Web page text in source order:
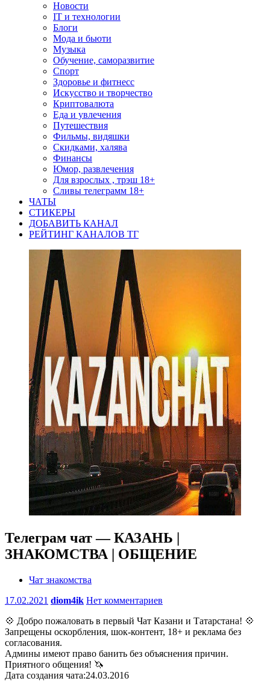
Новости
IT и технологии
Блоги
Мода и бьюти
Музыка
Обучение, саморазвитие
Спорт
Здоровье и фитнесс
Искусство и творчество
Криптовалюта
Еда и увлечения
Путешествия
Фильмы, видяшки
Скидками, халява
Финансы
Юмор, развлечения
Для взрослых , трэш 18+
Сливы телеграмм 18+
ЧАТЫ
СТИКЕРЫ
ДОБАВИТЬ КАНАЛ
РЕЙТИНГ КАНАЛОВ ТГ
Телеграм чат — КАЗАНЬ |
ЗНАКОМСТВА | ОБЩЕНИЕ
Чат знакомства
17.02.2021 diom4ik Нет комментариев
💠 Добро пожаловать в первый Чат Казани и Татарстана! 💠
Запрещены оскорбления, шок-контент, 18+ и реклама без
согласования.
Админы имеют право банить без объяснения причин.
Приятного общения! 🦄
Дата создания чата:24.03.2016